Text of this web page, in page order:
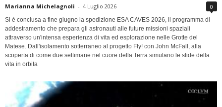
Marianna Michelagnoli - 4 Luglio 2026 0
Si è conclusa a fine giugno la spedizione ESA CAVES 2026, il programma di
addestramento che prepara gli astronauti alle future missioni spaziali
attraverso un'intensa esperienza di vita ed esplorazione nelle Grotte del
Matese. Dall'isolamento sotterraneo al progetto Fly! con John McFall, alla
scoperta di come due settimane nel cuore della Terra simulano le sfide della
vita in orbita